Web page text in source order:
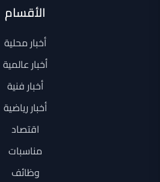
الأقسام
أخبار محلية
أخبار عالمية
أخبار فنية
أخبار رياضية
اقتصاد
مناسبات
وظائف